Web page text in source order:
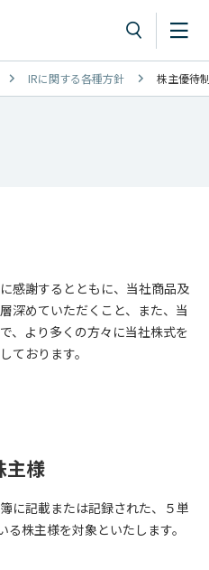
IRに関する各種方針 株主優待
感謝するとともに、当社商品及
深めていただくこと、また、当
、より多くの方々に当社株式を
ております。
主様
に記載または記録された、５単
株主様を対象といたします。